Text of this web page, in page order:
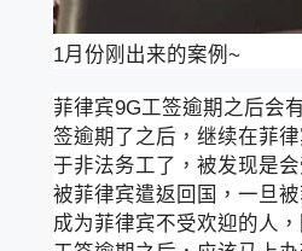
1月份刚出来的案例~
菲律宾9G工签逾期之后会
签逾期了之后，继续在菲
于非法务工了，被发现是
被菲律宾遣返回国，一旦
成为菲律宾不受欢迎的人